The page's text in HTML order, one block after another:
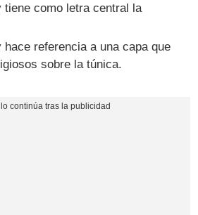
tiene como letra central la
hace referencia a una capa que
sobre la túnica.